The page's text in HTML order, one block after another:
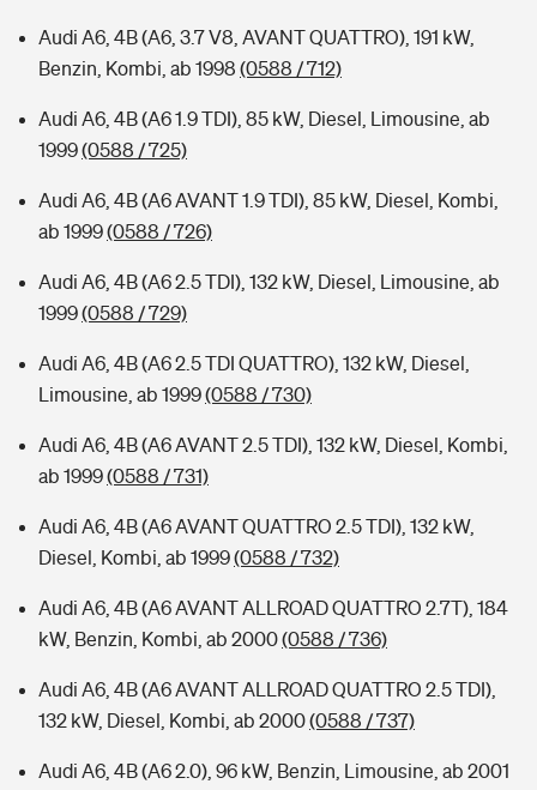
Audi A6, 4B (A6, 3.7 V8, AVANT QUATTRO), 191 kW,
Benzin, Kombi, ab 1998 (0588 / 712)
Audi A6, 4B (A6 1.9 TDI), 85 kW, Diesel, Limousine, ab
1999(0588 / 725)
Audi A6, 4B (A6 AVANT 1.9 TDI), 85 kW, Diesel, Kombi,
ab 1999(0588 / 726)
Audi A6, 4B (A6 2.5 TDI), 132 kW, Diesel, Limousine, ab
1999(0588 / 729)
Audi A6, 4B (A6 2.5 TDI QUATTRO), 132 kW, Diesel,
Limousine, ab 1999(0588 / 730)
Audi A6, 4B (A6 AVANT 2.5 TDI), 132 kW, Diesel, Kombi,
ab 1999(0588 / 731)
Audi A6, 4B (A6 AVANT QUATTRO 2.5 TDI), 132 kW,
Diesel, Kombi, ab 1999(0588 / 732)
Audi A6, 4B (A6 AVANT ALLROAD QUATTRO 2.7T), 184
kW, Benzin, Kombi, ab 2000(0588 / 736)
Audi A6, 4B (A6 AVANT ALLROAD QUATTRO 2.5 TDI),
132 kW, Diesel, Kombi, ab 2000(0588 / 737)
Audi A6, 4B (A6 2.0), 96 kW, Benzin, Limousine, ab 2001